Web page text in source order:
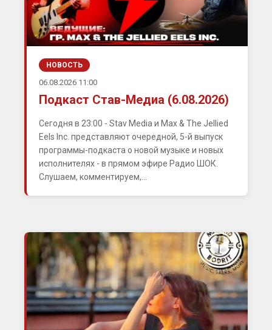
НОВОСТЬ
06.08.2026 11:00
Подкаст Став-Медиа (6.08.2026)
Сегодня в 23:00 - Stav Media и Max & The Jellied
Eels Inc. представляют очередной, 5-й выпуск
программы-подкаста о новой музыке и новых
исполнителях - в прямом эфире Радио ШОК.
Слушаем, комментируем,...